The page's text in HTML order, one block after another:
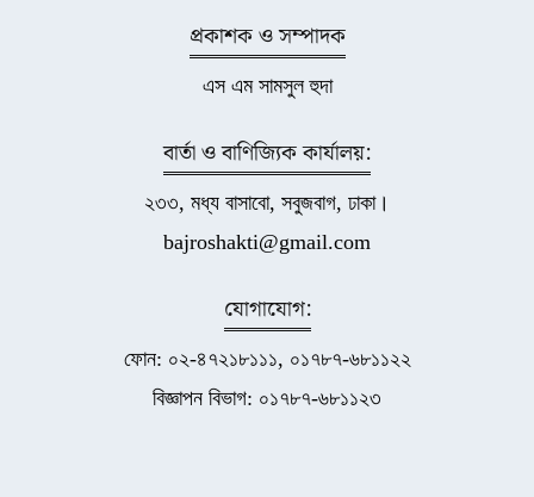
প্রকাশক ও সম্পাদক
এস এম সামসুল হুদা
বার্তা ও বাণিজ্যিক কার্যালয়:
২৩৩, মধ্য বাসাবো, সবুজবাগ, ঢাকা।
bajroshakti@gmail.com
যোগাযোগ:
ফোন: ০২-৪৭২১৮১১১, ০১৭৮৭-৬৮১১২২
বিজ্ঞাপন বিভাগ: ০১৭৮৭-৬৮১১২৩